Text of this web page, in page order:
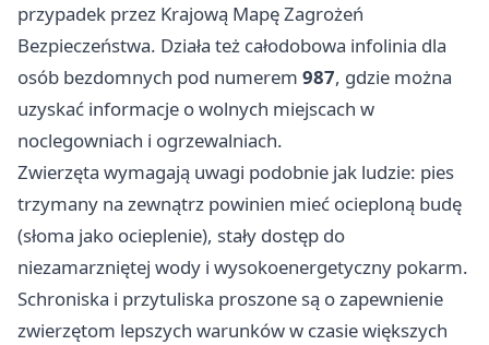
przypadek przez Krajową Mapę Zagrożeń
Bezpieczeństwa. Działa też całodobowa infolinia dla
osób bezdomnych pod numerem 987, gdzie można
uzyskać informacje o wolnych miejscach w
noclegowniach i ogrzewalniach.
Zwierzęta wymagają uwagi podobnie jak ludzie: pies
trzymany na zewnątrz powinien mieć ocieploną budę
(słoma jako ocieplenie), stały dostęp do
niezamarzniętej wody i wysokoenergetyczny pokarm.
Schroniska i przytuliska proszone są o zapewnienie
zwierzętom lepszych warunków w czasie większych